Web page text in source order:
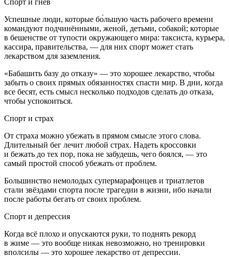
Успешные люди, которые бо́льшую часть рабочего времени
командуют подчинёнными, женой, детьми, собакой; которые
в бешенстве от тупости окружающего мира: таксиста, курьера,
кассира, правительства, — для них спорт может стать
лекарством для заземления.
«Бабашить базу до отказу» — это хорошее лекарство, чтобы
забыть о своих прямых обязанностях спасти мир. В дни, когда
все бесят, есть смысл несколько подходов сделать до отказа,
чтобы успокоиться.
Спорт и страх
От страха можно убежать в прямом смысле этого слова.
Длительный бег лечит любой страх. Надеть кроссовки
и бежать до тех пор, пока не забудешь, чего боялся, — это
самый простой способ убежать от проблем.
Большинство немолодых супермарафонцев и триатлетов
стали звёздами спорта после трагедии в жизни, ибо начали
после работы бегать от своих проблем.
Спорт и депрессия
Когда всё плохо и опускаются руки, то поднять рекорд
в жиме — это вообще никак невозможно, но тренировки
вполсилы — это хорошее лекарство от депрессии.